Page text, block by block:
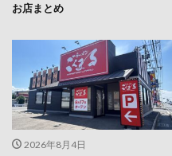
お店まとめ
2026年8月4日